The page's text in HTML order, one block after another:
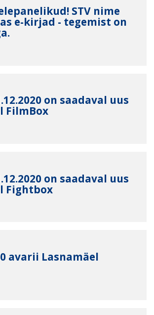
STV nime
e-kirjad - tegemist on
on saadaval uus
FilmBox
on saadaval uus
Fightbox
avarii Lasnamäel